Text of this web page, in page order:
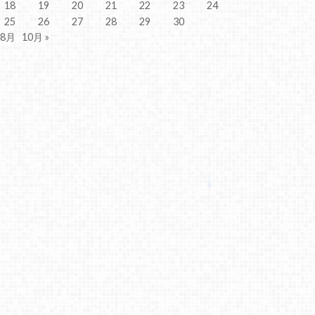
18 19 20 21 22 23
24
25
26 27 28 29
30
月
10月 »